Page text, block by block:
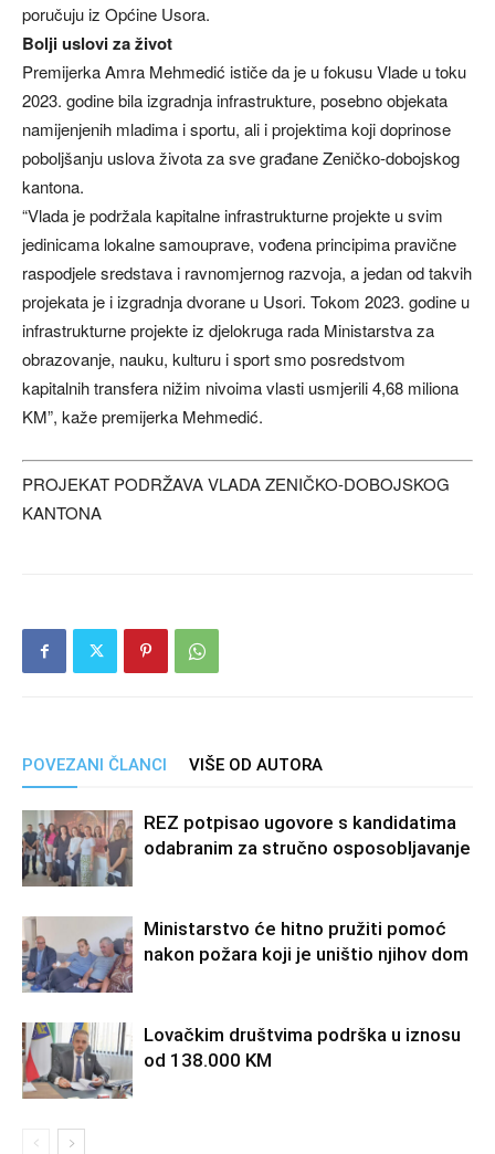
poručuju iz Općine Usora.
Bolji uslovi za život
Premijerka Amra Mehmedić ističe da je u fokusu Vlade u toku
2023. godine bila izgradnja infrastrukture, posebno objekata
namijenjenih mladima i sportu, ali i projektima koji doprinose
poboljšanju uslova života za sve građane Zeničko-dobojskog
kantona.
“Vlada je podržala kapitalne infrastrukturne projekte u svim
jedinicama lokalne samouprave, vođena principima pravične
raspodjele sredstava i ravnomjernog razvoja, a jedan od takvih
projekata je i izgradnja dvorane u Usori. Tokom 2023. godine u
infrastrukturne projekte iz djelokruga rada Ministarstva za
obrazovanje, nauku, kulturu i sport smo posredstvom
kapitalnih transfera nižim nivoima vlasti usmjerili 4,68 miliona
KM”, kaže premijerka Mehmedić.
PROJEKAT PODRŽAVA VLADA ZENIČKO-DOBOJSKOG
KANTONA
POVEZANI ČLANCI VIŠE OD AUTORA
REZ potpisao ugovore s kandidatima
odabranim za stručno osposobljavanje
Ministarstvo će hitno pružiti pomoć
nakon požara koji je uništio njihov dom
Lovačkim društvima podrška u iznosu
od 138.000 KM